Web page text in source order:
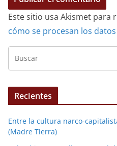
Este sitio usa Akismet para
cómo se procesan los
Recientes
Entre la cultura narco-
(Madre Tierra)